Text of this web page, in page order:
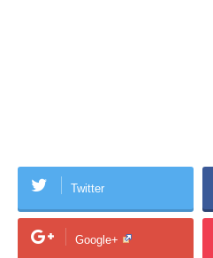
Twitter
Google+